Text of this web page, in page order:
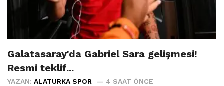
Galatasaray'da Gabriel Sara gelişmesi!
Resmi teklif...
YAZAN: ALATURKA SPOR 4 SAAT ÖNCE